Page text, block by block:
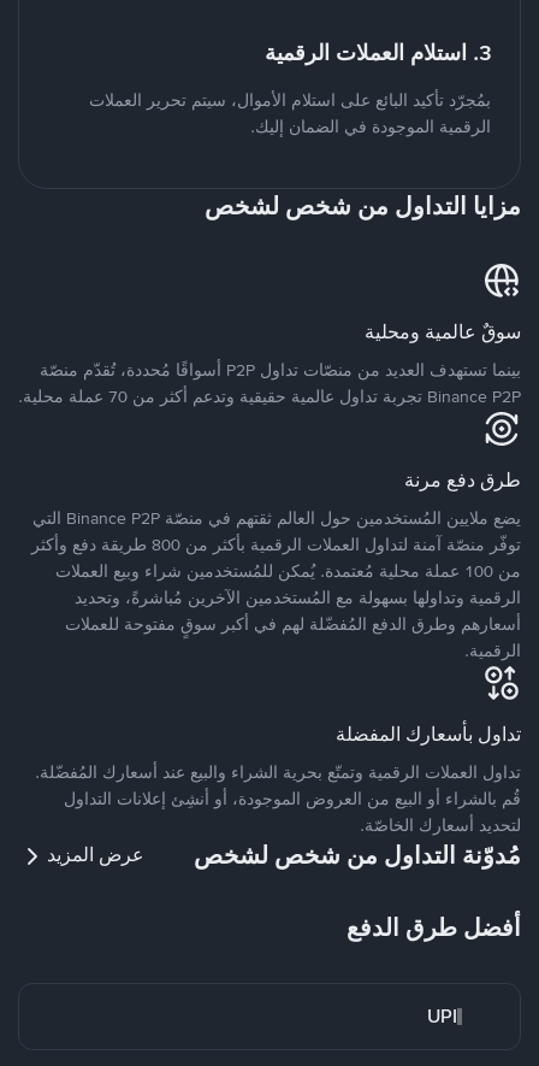
3. استلام العملات الرقمية
بمُجرّد تأكيد البائع على استلام الأموال، سيتم تحرير العملات
الرقمية الموجودة في الضمان إليك.
مزايا التداول من شخص لشخص
سوقٌ عالمية ومحلية
بينما تستهدف العديد من منصّات تداول P2P أسواقًا مُحددة، تُقدّم منصّة
Binance P2P تجربة تداول عالمية حقيقية وتدعم أكثر من 70 عملة محلية.
طرق دفع مرنة
يضع ملايين المُستخدمين حول العالم ثقتهم في منصّة Binance P2P التي
توفّر منصّة آمنة لتداول العملات الرقمية بأكثر من 800 طريقة دفع وأكثر
من 100 عملة محلية مُعتمدة. يُمكن للمُستخدمين شراء وبيع العملات
الرقمية وتداولها بسهولة مع المُستخدمين الآخرين مُباشرةً، وتحديد
أسعارهم وطرق الدفع المُفضّلة لهم في أكبر سوقٍ مفتوحة للعملات
الرقمية.
تداول بأسعارك المفضلة
تداول العملات الرقمية وتمتّع بحرية الشراء والبيع عند أسعارك المُفضّلة.
قُم بالشراء أو البيع من العروض الموجودة، أو أنشِئ إعلانات التداول
لتحديد أسعارك الخاصّة.
مُدوّنة التداول من شخص لشخص عرض المزيد
أفضل طرق الدفع
UPI